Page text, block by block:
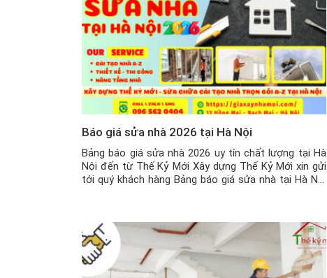
Báo giá sửa nhà 2026 tại Hà Nội
Bảng báo giá sửa nhà 2026 uy tín chất lượng tại Hà
Nội đến từ Thế Kỷ Mới Xây dựng Thế Kỷ Mới xin gửi
tới quý khách hàng Bảng báo giá sửa nhà tại Hà Nội